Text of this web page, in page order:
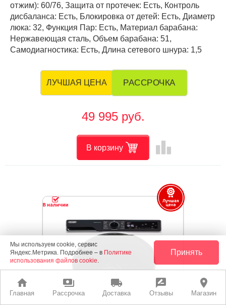
home
Главная
payments
Рассрочка
local_shipping
Доставка
rate_review
Отзывы
place
Магазин
отжим): 60/76, Защита от протечек: Есть, Контроль
дисбаланса: Есть, Блокировка от детей: Есть, Диаметр
люка: 32, Функция Пар: Есть, Материал барабана:
Нержавеющая сталь, Объем барабана: 51,
Самодиагностика: Есть, Длина сетевого шнура: 1,5
ЛУЧШАЯ ЦЕНА РАССРОЧКА
49 995 руб.
В корзину leaderboard
Мы используем cookie, сервис
Яндекс.Метрика. Подробнее – в Политике
использования файлов cookie.
Принять